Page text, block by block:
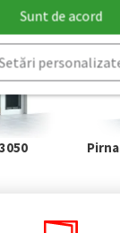
Sunt de acord